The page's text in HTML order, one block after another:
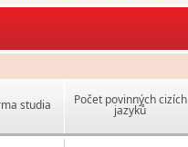
studia Počet povinných cizích
jazyků